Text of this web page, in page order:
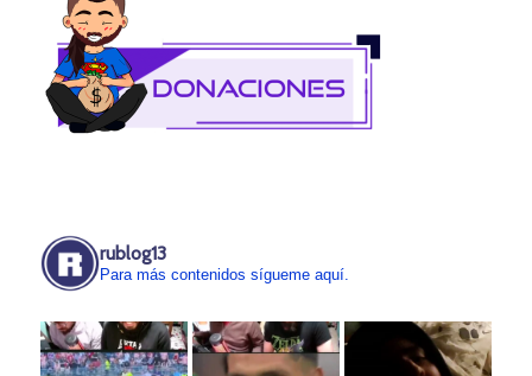
rublog13
Para más contenidos sígueme aquí.